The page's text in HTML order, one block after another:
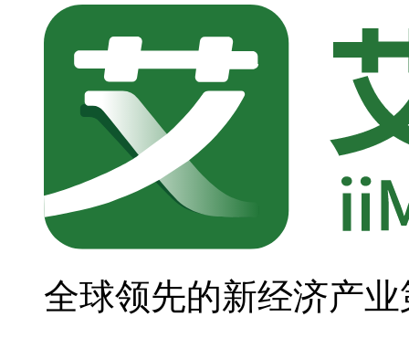
全球领先的新经济产